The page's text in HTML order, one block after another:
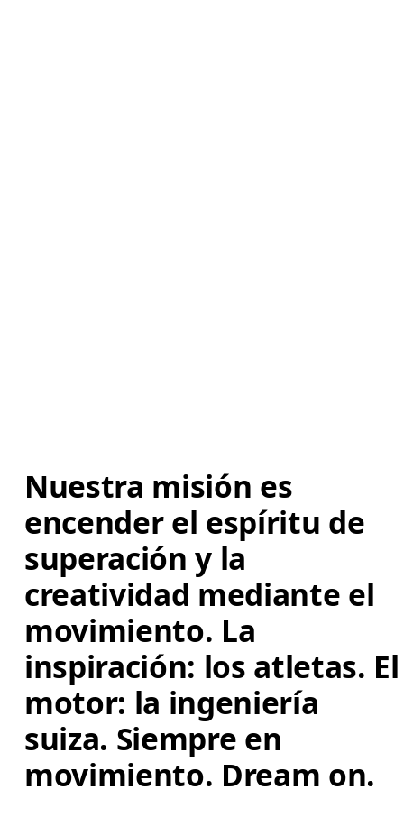
Nuestra misión es
encender el espíritu de
superación y la
creatividad mediante el
movimiento. La
inspiración: los atletas.
motor: la ingeniería
suiza. Siempre en
movimiento. Dream on.